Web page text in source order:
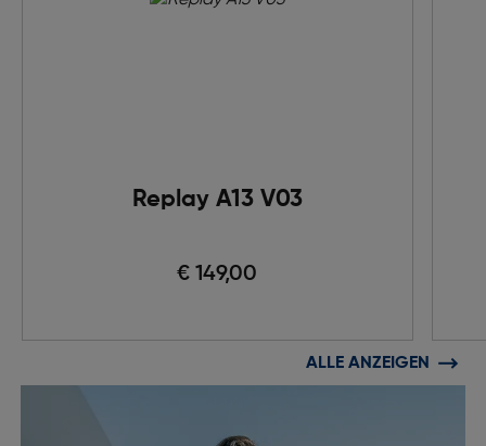
Replay A13 V03
€ 149,00
ALLE ANZEIGEN